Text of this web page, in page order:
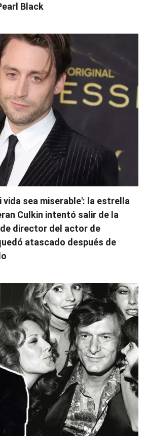
Black
vida sea miserable': la estrella
Culkin intentó salir de la
director del actor de
atascado después de